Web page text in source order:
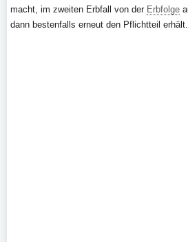
macht, im zweiten Erbfall von der Erbfolge
dann bestenfalls erneut den Pflichtteil erhält.